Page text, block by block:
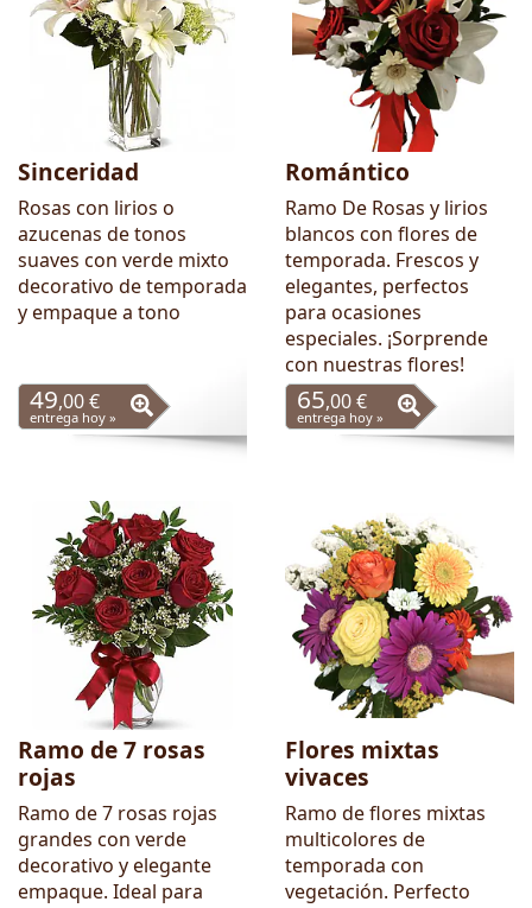
Sinceridad
Rosas con lirios o
azucenas de tonos
suaves con verde mixto
decorativo de temporada
y empaque a tono
49,00 €
entrega hoy »
Romántico
Ramo De Rosas y lirios
blancos con flores de
temporada. Frescos y
elegantes, perfectos
para ocasiones
especiales. ¡Sorprende
con nuestras flores!
65,00 €
entrega hoy »
Ramo de 7 rosas
rojas
Ramo de 7 rosas rojas
grandes con verde
decorativo y elegante
empaque. Ideal para
Flores mixtas
vivaces
Ramo de flores mixtas
multicolores de
temporada con
vegetación. Perfecto